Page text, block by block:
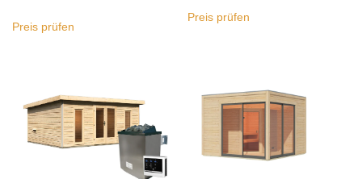
Preis prüfen
Preis prüfen